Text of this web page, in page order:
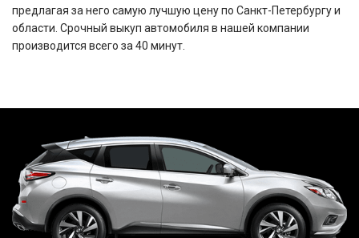
предлагая за него самую лучшую цену по Санкт-Петербургу и
области. Срочный выкуп автомобиля в нашей компании
производится всего за 40 минут.